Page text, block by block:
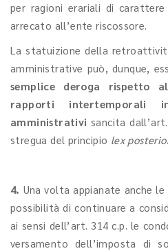
per ragioni erariali di
arrecato all’ente riscossore.
La statuizione della
amministrative può, dunque,
semplice deroga rispetto
rapporti
amministrativi sancita
stregua del principio lex
4. Una volta appianate anche
possibilità di continuare a
ai sensi dell’art. 314 c.p. le
versamento dell’imposta di